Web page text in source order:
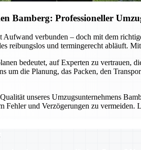
Bamberg: Professioneller
verbunden – doch mit dem
reibungslos und termingerecht abläuft.
bedeutet, auf Experten zu vertrauen,
um die Planung, das Packen, den
unseres Umzugsunternehmens
Fehler und Verzögerungen zu vermeiden.